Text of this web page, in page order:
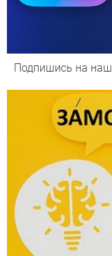
Подпишись на